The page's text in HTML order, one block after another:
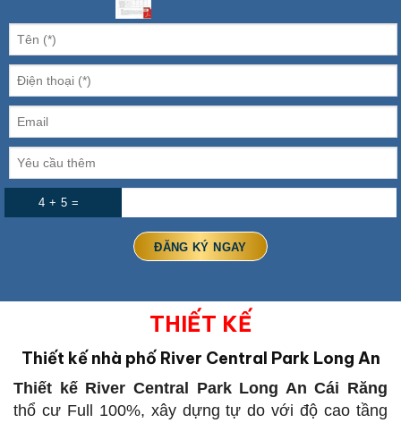
4 + 5 =
THIẾT KẾ
Thiết kế nhà phố River Central Park Long An
Thiết kế River Central Park Long AnCái Răng
thổ cư Full 100%, xây dựng tự do với độ cao tầng